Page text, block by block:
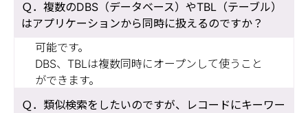
複数のDBS（データベース）やTBL（テーブル）
はアプリケーションから同時に扱えるのですか？
可能です。
DBS、TBLは複数同時にオープンして使うこと
ができます。
類似検索をしたいのですが、レコードにキーワー